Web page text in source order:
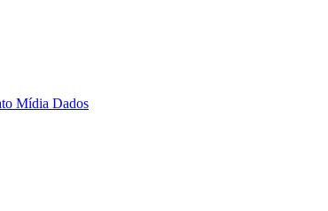
Mídia Dados